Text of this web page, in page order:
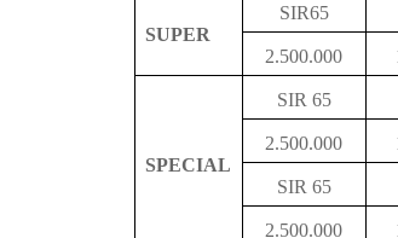
SUPER
SIR65
2.500.000
SPECIAL
SIR 65
2.500.000
SIR 65
2.500.000